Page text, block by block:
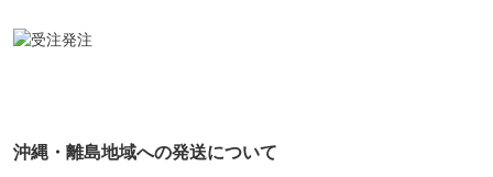
沖縄・離島地域への発送について